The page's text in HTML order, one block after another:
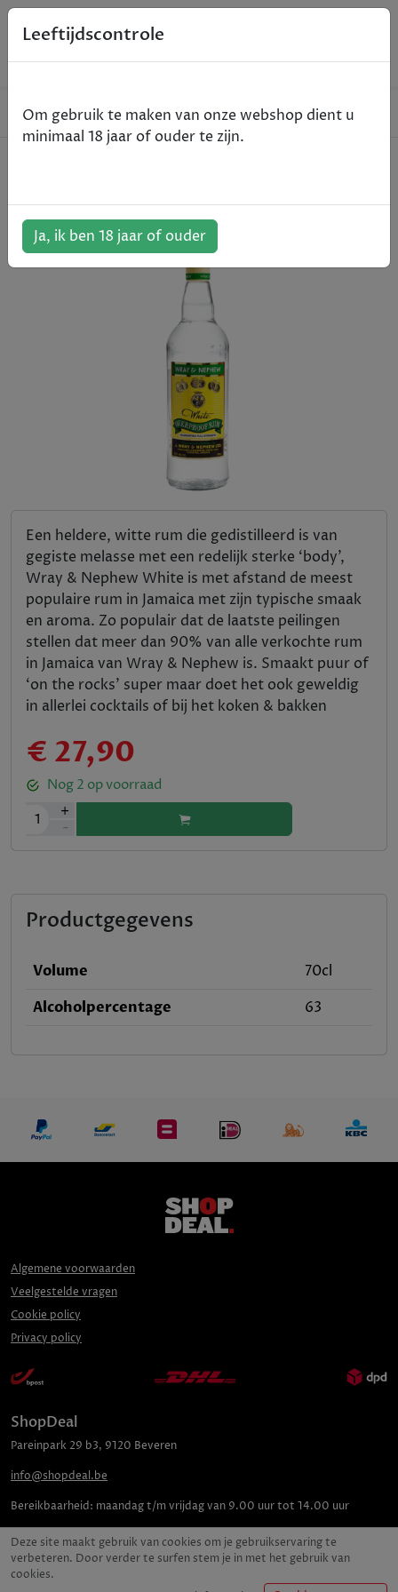
Home Rum Wray & Nephew - 70cl
Een heldere, witte rum die gedistilleerd is van
gegiste melasse met een redelijk sterke ‘body’,
Wray & Nephew White is met afstand de meest
populaire rum in Jamaica met zijn typische smaak
en aroma. Zo populair dat de laatste peilingen
stellen dat meer dan 90% van alle verkochte rum
in Jamaica van Wray & Nephew is. Smaakt puur of
‘on the rocks’ super maar doet het ook geweldig
in allerlei cocktails of bij het koken & bakken
€ 27,90
Nog2 op voorraad
1
+
-
Productgegevens
Volume
70cl
Alcoholpercentage
63
Deze site maakt gebruik van cookies om je gebruikservaring te
verbeteren. Door verder te surfen stem je in met het gebruik van
cookies.
ShopDeal
Pareinpark 29 b3, 9120 Beveren
info@shopdeal.be
Bereikbaarheid: maandag t/m vrijdag van 9.00 uur tot 14.00 uur
Algemene voorwaarden
Veelgestelde vragen
Cookie policy
Privacy policy
Leeftijdscontrole
Om gebruik te maken van onze webshop dient u
minimaal 18 jaar of ouder te zijn.
Ja, ik ben 18 jaar of ouder